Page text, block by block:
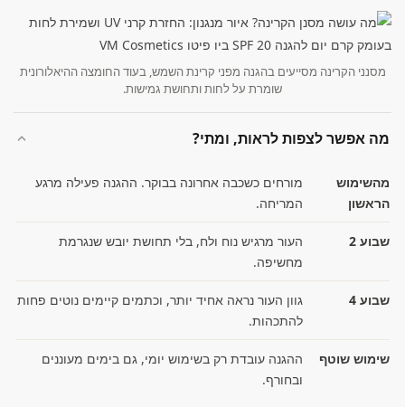
מסנני הקרינה מסייעים בהגנה מפני קרינת השמש, בעוד החומצה ההיאלורונית
שומרת על לחות ותחושת גמישות.
מה אפשר לצפות לראות, ומתי?
מהשימוש
הראשון
מורחים כשכבה אחרונה בבוקר. ההגנה פעילה מרגע
המריחה.
שבוע 2
העור מרגיש נוח ולח, בלי תחושת יובש שנגרמת
מחשיפה.
שבוע 4
גוון העור נראה אחיד יותר, וכתמים קיימים נוטים פחות
להתכהות.
שימוש שוטף
ההגנה עובדת רק בשימוש יומי, גם בימים מעוננים
ובחורף.